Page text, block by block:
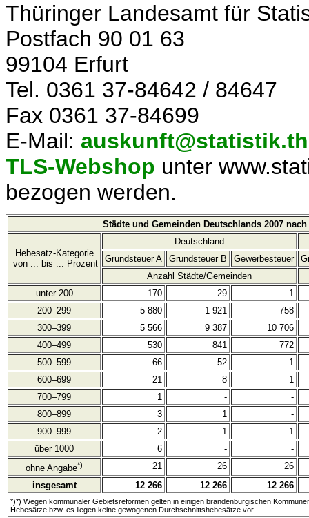
Thüringer Landesamt für
Postfach 90 01 63
99104 Erfurt
Tel. 0361 37-84642 / 84647
Fax 0361 37-84699
E-Mail:
TLS-Webshop unter
bezogen werden.
Städte und Gemeinden Deutschlands 2007
Hebesatz-Kategorie
von ... bis ... Prozent
Deutschland
Grundsteuer A
Grundsteuer B Gewerbesteuer
Anzahl Städte/Gemeinden
unter 200
170 29
1
200–299
5 880 1 921
758
300–399
5 566 9 387
10 706
400–499
530 841
772
500–599
66 52
1
600–699
21 8
1
700–799
1 -
-
800–899
3 1
-
900–999
2 1
1
über 1000
6 -
-
ohne Angabe*) 21 26
26
insgesamt
12 266 12 266 12 266
*)*) Wegen kommunaler Gebietsreformen gelten in einigen brandenburgischen
Hebesätze bzw. es liegen keine gewogenen Durchschnittshebesätze vor.